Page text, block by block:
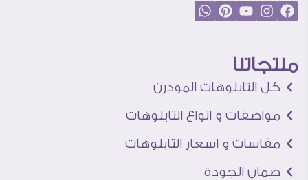
منتجاتنا
كل التابلوهات المودرن
مواصفات و انواع التابلوهات
مقاسات و اسعار التابلوهات
ضمان الجودة